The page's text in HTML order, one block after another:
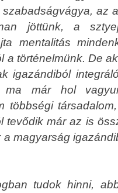
az
jöttünk, a
mentalitás
a történelmünk. De
igazándiból
már hol
többségi
tevődik már az is
magyarság
tudok hinni,